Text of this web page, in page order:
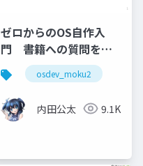
ゼロからのOS自作入
門 書籍への質問を分
析
osdev_moku2
内田公太 9.1K